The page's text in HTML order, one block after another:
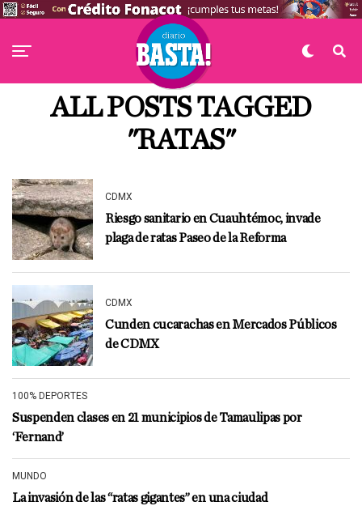
ALL POSTS TAGGED
"RATAS"
CDMX
Riesgo sanitario en Cuauhtémoc, invade
plaga de ratas Paseo de la Reforma
CDMX
Cunden cucarachas en Mercados Públicos
de CDMX
100% DEPORTES
Suspenden clases en 21 municipios de Tamaulipas por
‘Fernand’
MUNDO
La invasión de las “ratas gigantes” en una ciudad